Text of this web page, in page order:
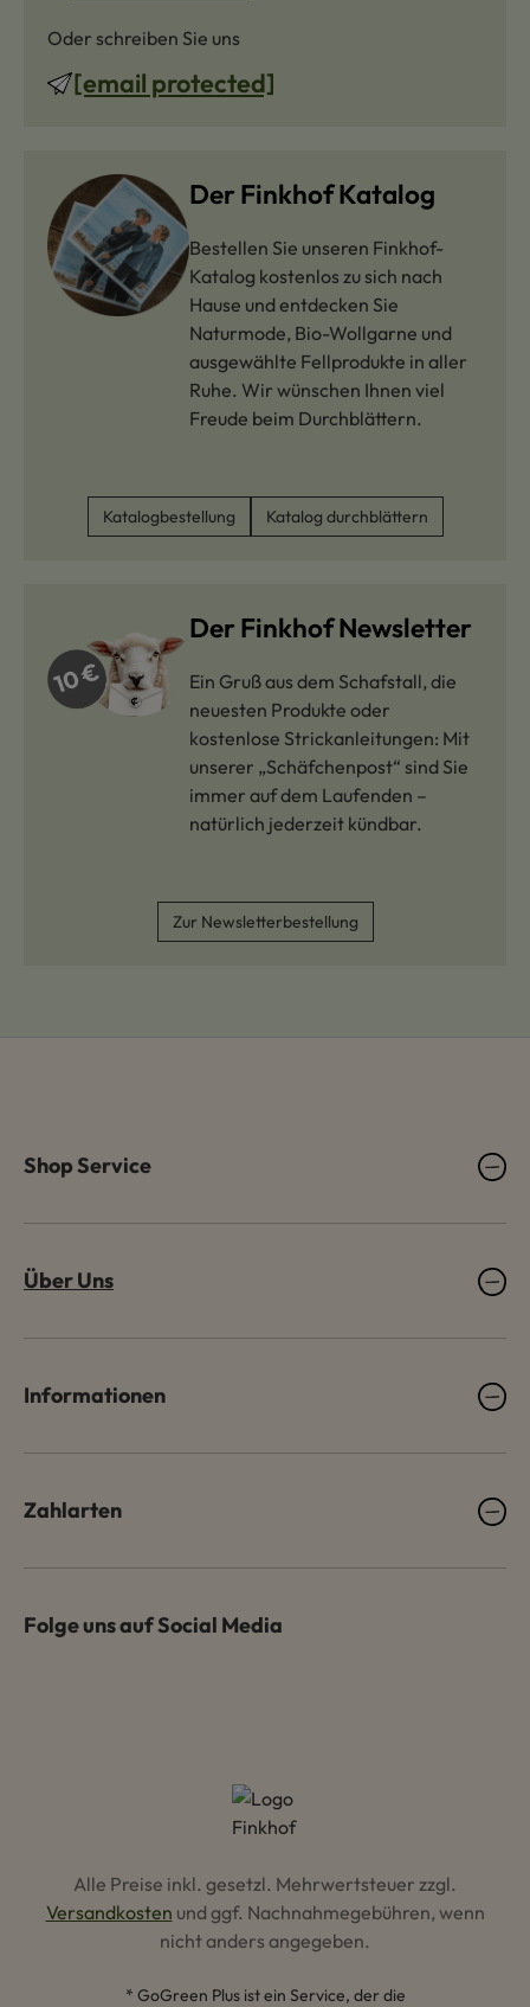
Oder schreiben Sie uns
[email protected]
Der Finkhof Katalog
Bestellen Sie unseren Finkhof-
Katalog kostenlos zu sich nach
Hause und entdecken Sie
Naturmode, Bio-Wollgarne und
ausgewählte Fellprodukte in aller
Ruhe. Wir wünschen Ihnen viel
Freude beim Durchblättern.
Katalogbestellung Katalog durchblättern
Der Finkhof Newsletter
Ein Gruß aus dem Schafstall, die
neuesten Produkte oder
kostenlose Strickanleitungen: Mit
unserer „Schäfchenpost“ sind Sie
immer auf dem Laufenden –
natürlich jederzeit kündbar.
Zur Newsletterbestellung
Shop Service
Über Uns
Informationen
Zahlarten
Folge uns auf Social Media
Alle Preise inkl. gesetzl. Mehrwertsteuer zzgl.
Versandkosten und ggf. Nachnahmegebühren, wenn
nicht anders angegeben.
* GoGreen Plus ist ein Service, der die